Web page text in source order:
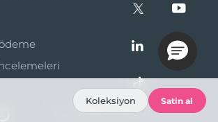
© 2026 FOREO Tüm hakları
Koleksiyon Satin al